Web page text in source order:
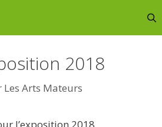
2018
Les Arts Mateurs
l’exposition 2018